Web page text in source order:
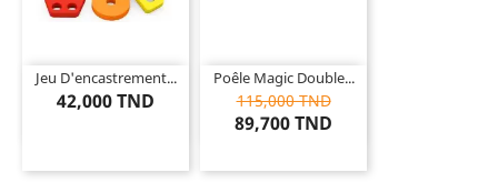
Jeu D'encastrement...
42,000 TND
Poêle Magic Double...
115,000 TND
89,700 TND